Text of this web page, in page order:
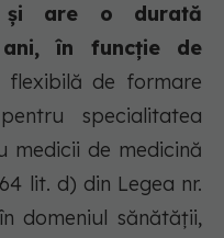
și are o durată
în funcție de
flexibilă de formare
specialitatea
medicii de medicină
lit. d) din Legea nr.
domeniul sănătății,